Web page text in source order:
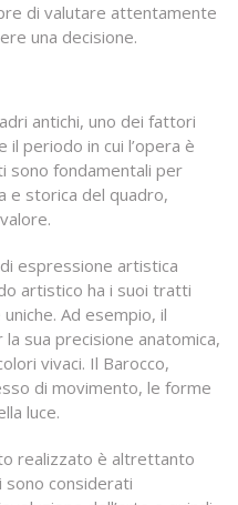
di valutare attentamente
una decisione.
antichi, uno dei fattori
periodo in cui l’opera è
sono fondamentali per
e storica del quadro,
espressione artistica
artistico ha i suoi tratti
Ad esempio, il
sua precisione anatomica,
vivaci. Il Barocco,
di movimento, le forme
luce.
realizzato è altrettanto
sono considerati